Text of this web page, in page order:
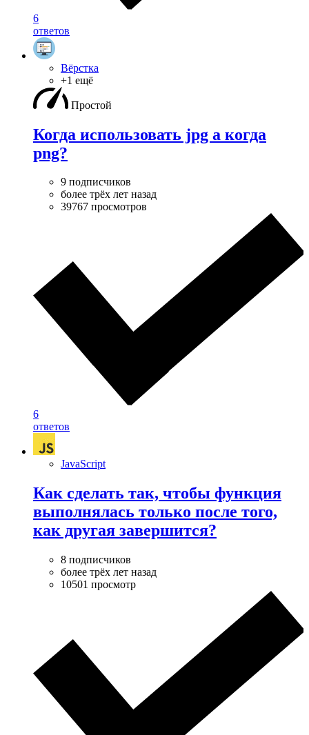
6
ответов
Вёрстка
+1 ещё
Простой
Когда использовать jpg а когда
png?
9 подписчиков
более трёх лет назад
39767 просмотров
6
ответов
JavaScript
Как сделать так, чтобы функция
выполнялась только после того,
как другая завершится?
8 подписчиков
более трёх лет назад
10501 просмотр